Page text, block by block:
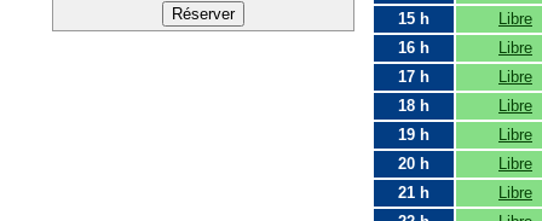
15 h
Libre
16 h
Libre
17 h
Libre
18 h
Libre
19 h
Libre
20 h
Libre
21 h
Libre